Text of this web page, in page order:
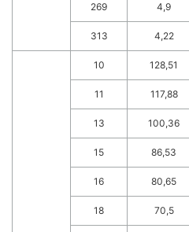
269 4,9
313 4,22
10 128,51
11 117,88
13 100,36
15 86,53
16 80,65
18 70,5